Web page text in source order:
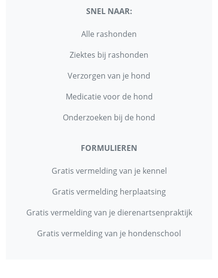
SNEL NAAR:
Alle rashonden
Ziektes bij rashonden
Verzorgen van je hond
Medicatie voor de hond
Onderzoeken bij de hond
FORMULIEREN
Gratis vermelding van je kennel
Gratis vermelding herplaatsing
Gratis vermelding van je dierenartsenpraktijk
Gratis vermelding van je hondenschool